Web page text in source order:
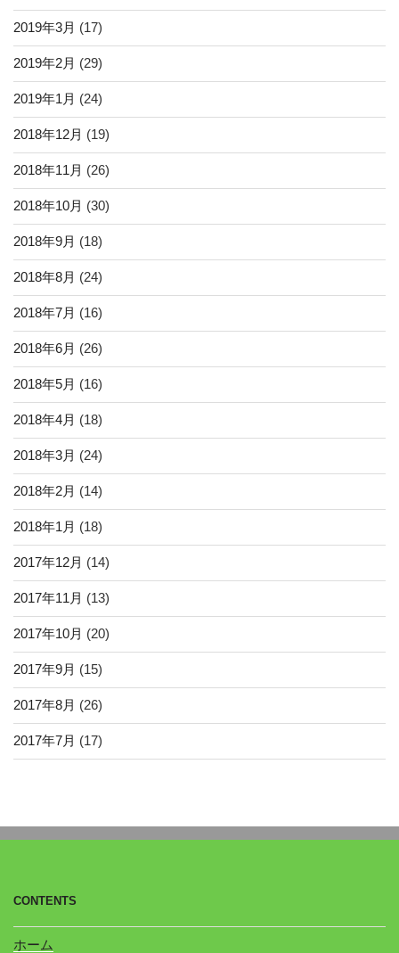
2019年3月 (17)
2019年2月 (29)
2019年1月 (24)
2018年12月 (19)
2018年11月 (26)
2018年10月 (30)
2018年9月 (18)
2018年8月 (24)
2018年7月 (16)
2018年6月 (26)
2018年5月 (16)
2018年4月 (18)
2018年3月 (24)
2018年2月 (14)
2018年1月 (18)
2017年12月 (14)
2017年11月 (13)
2017年10月 (20)
2017年9月 (15)
2017年8月 (26)
2017年7月 (17)
CONTENTS
ホーム